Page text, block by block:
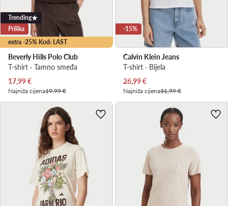
extra -25% Kod: LAST
Trending
Prilika
Beverly Hills Polo Club
T-shirt · Tamno smeđa
Trenutna cijena
17,99€
Najniža cijena19,99 €
-15%
Calvin Klein Jeans
T-shirt · Bijela
Trenutna cijena
26,99€
Najniža cijena31,99 €